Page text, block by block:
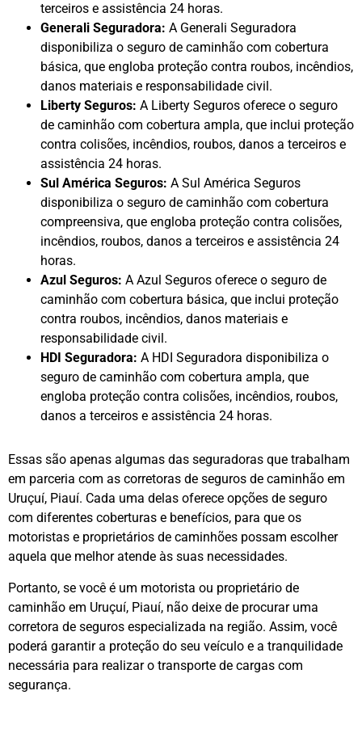
terceiros e assistência 24 horas.
Generali Seguradora: A Generali Seguradora
disponibiliza o seguro de caminhão com cobertura
básica, que engloba proteção contra roubos, incêndios,
danos materiais e responsabilidade civil.
Liberty Seguros: A Liberty Seguros oferece o seguro
de caminhão com cobertura ampla, que inclui proteção
contra colisões, incêndios, roubos, danos a terceiros e
assistência 24 horas.
Sul América Seguros: A Sul América Seguros
disponibiliza o seguro de caminhão com cobertura
compreensiva, que engloba proteção contra colisões,
incêndios, roubos, danos a terceiros e assistência 24
horas.
Azul Seguros: A Azul Seguros oferece o seguro de
caminhão com cobertura básica, que inclui proteção
contra roubos, incêndios, danos materiais e
responsabilidade civil.
HDI Seguradora: A HDI Seguradora disponibiliza o
seguro de caminhão com cobertura ampla, que
engloba proteção contra colisões, incêndios, roubos,
danos a terceiros e assistência 24 horas.
Essas são apenas algumas das seguradoras que trabalham
em parceria com as corretoras de seguros de caminhão em
Uruçuí, Piauí. Cada uma delas oferece opções de seguro
com diferentes coberturas e benefícios, para que os
motoristas e proprietários de caminhões possam escolher
aquela que melhor atende às suas necessidades.
Portanto, se você é um motorista ou proprietário de
caminhão em Uruçuí, Piauí, não deixe de procurar uma
corretora de seguros especializada na região. Assim, você
poderá garantir a proteção do seu veículo e a tranquilidade
necessária para realizar o transporte de cargas com
segurança.